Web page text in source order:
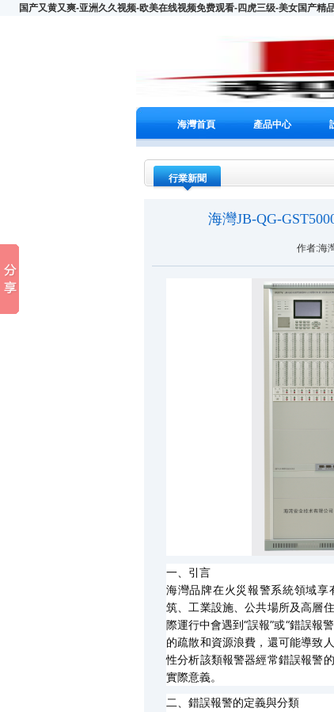
国产又黄又爽-亚洲久久视频-欧美在线视频免费观看-四虎三级-美女国产
海灣首頁 產品中心
行業新聞
海灣JB-QG-
作者:海
一、引言
海灣品牌在火災報警系統領域
筑、工業設施、公共場所及高層
際運行中會遇到“誤報”或“錯誤報
的疏散和資源浪費，還可能導致
性分析該類報警器經常錯誤報警
實際意義。
二、錯誤報警的定義與分類